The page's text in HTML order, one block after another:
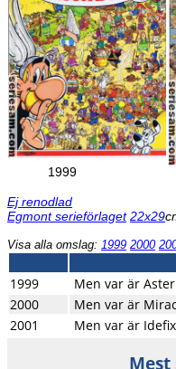
1999
Ej renodlad
Egmont serieförlaget 22x29
Visa alla omslag: 1999 2000
1999
Men var är
2000
Men var är
2001
Men var är